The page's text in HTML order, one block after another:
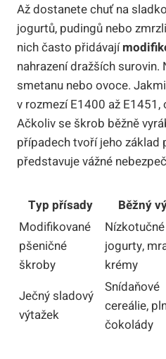
Až dostanete chuť na
jogurtů, pudingů nebo
nich často přidávají
nahrazení dražších surovin.
smetanu nebo ovoce.
v rozmezí E1400 až
Ačkoliv se škrob běžně
případech tvoří jeho základ
představuje vážné
Typ přísady Běžný
Modifikované
pšeničné
škroby
Nízkotučné
jogurty,
krémy
Ječný sladový
výtažek
Snídaňové
cereálie,
čokolády